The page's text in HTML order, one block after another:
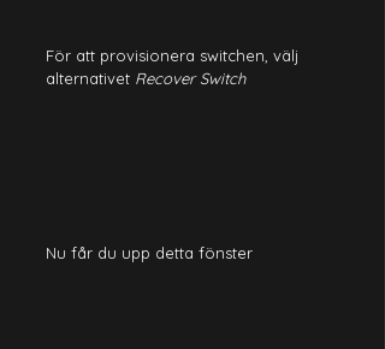
För att provisionera switchen, välj
alternativet Recover Switch
Nu får du upp detta fönster